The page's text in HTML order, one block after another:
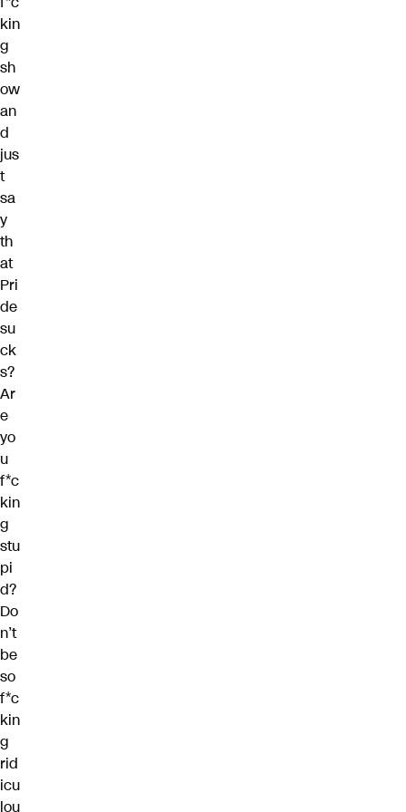
kin
g
sh
ow
an
d
jus
t
sa
y
th
at
Pri
de
su
ck
s?
Ar
e
yo
u
f*c
kin
g
stu
pi
d?
Do
n’t
be
so
f*c
kin
g
rid
icu
lou